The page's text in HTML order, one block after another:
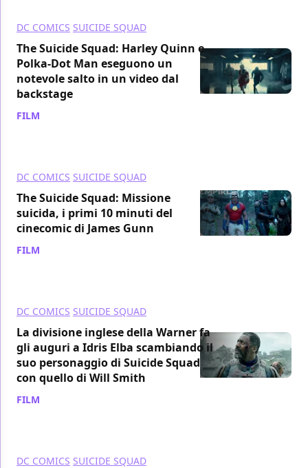
DC COMICS SUICIDE SQUAD
The Suicide Squad: Harley Quinn e
Polka-Dot Man eseguono un
notevole salto in un video dal
backstage
FILM
DC COMICS SUICIDE SQUAD
The Suicide Squad: Missione
suicida, i primi 10 minuti del
cinecomic di James Gunn
FILM
DC COMICS SUICIDE SQUAD
La divisione inglese della Warner fa
gli auguri a Idris Elba scambiando il
suo personaggio di Suicide Squad
con quello di Will Smith
FILM
DC COMICS SUICIDE SQUAD